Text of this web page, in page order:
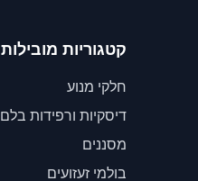
קטגוריות מובילות
חלקי מנוע
דיסקיות ורפידות בלם
מסננים
בולמי זעזועים